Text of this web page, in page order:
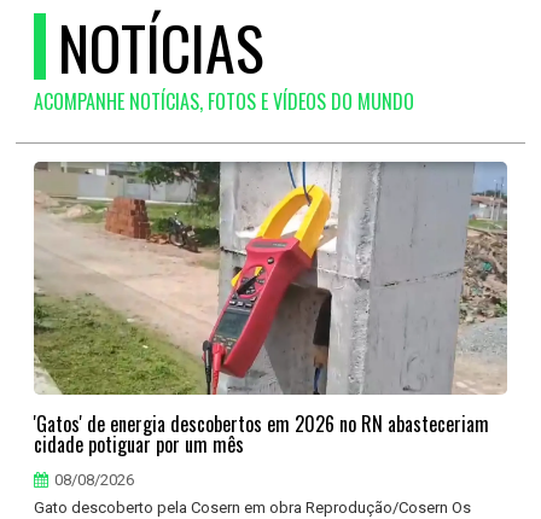
NOTÍCIAS
ACOMPANHE NOTÍCIAS, FOTOS E VÍDEOS DO MUNDO
'Gatos' de energia descobertos em 2026 no RN abasteceriam
cidade potiguar por um mês
08/08/2026
Gato descoberto pela Cosern em obra Reprodução/Cosern Os